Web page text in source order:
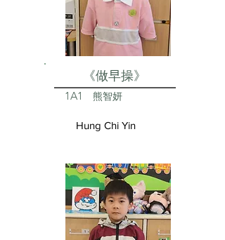
《做早操》
1A1 熊智妍
Hung Chi Yin